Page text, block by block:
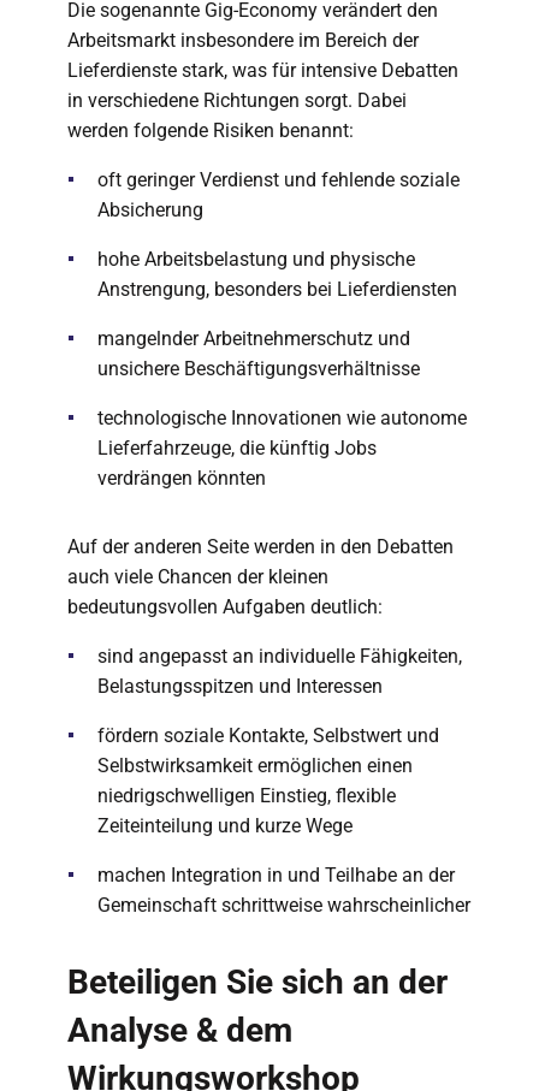
Die sogenannte Gig-Economy verändert den
Arbeitsmarkt insbesondere im Bereich der
Lieferdienste stark, was für intensive Debatten
in verschiedene Richtungen sorgt. Dabei
werden folgende Risiken benannt:
oft geringer Verdienst und fehlende soziale
Absicherung
hohe Arbeitsbelastung und physische
Anstrengung, besonders bei Lieferdiensten
mangelnder Arbeitnehmerschutz und
unsichere Beschäftigungsverhältnisse
technologische Innovationen wie autonome
Lieferfahrzeuge, die künftig Jobs
verdrängen könnten
Auf der anderen Seite werden in den Debatten
auch viele Chancen der kleinen
bedeutungsvollen Aufgaben deutlich:
sind angepasst an individuelle Fähigkeiten,
Belastungsspitzen und Interessen
fördern soziale Kontakte, Selbstwert und
Selbstwirksamkeit ermöglichen einen
niedrigschwelligen Einstieg, flexible
Zeiteinteilung und kurze Wege
machen Integration in und Teilhabe an der
Gemeinschaft schrittweise wahrscheinlicher
Beteiligen Sie sich an der
Analyse & dem
Wirkungsworkshop